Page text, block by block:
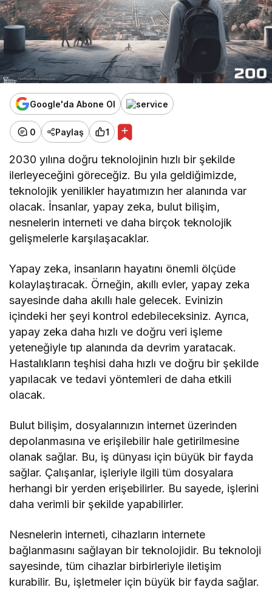
"Erken yaşlanana erken emeklilik
hakkı"
Google'da Abone Ol
0 Paylaş 1
2030 yılına doğru teknolojinin hızlı bir şekilde
ilerleyeceğini göreceğiz. Bu yıla geldiğimizde,
teknolojik yenilikler hayatımızın her alanında var
olacak. İnsanlar, yapay zeka, bulut bilişim,
nesnelerin interneti ve daha birçok teknolojik
gelişmelerle karşılaşacaklar.
Yapay zeka, insanların hayatını önemli ölçüde
kolaylaştıracak. Örneğin, akıllı evler, yapay zeka
sayesinde daha akıllı hale gelecek. Evinizin
içindeki her şeyi kontrol edebileceksiniz. Ayrıca,
yapay zeka daha hızlı ve doğru veri işleme
yeteneğiyle tıp alanında da devrim yaratacak.
Hastalıkların teşhisi daha hızlı ve doğru bir şekilde
yapılacak ve tedavi yöntemleri de daha etkili
olacak.
Bulut bilişim, dosyalarınızın internet üzerinden
depolanmasına ve erişilebilir hale getirilmesine
olanak sağlar. Bu, iş dünyası için büyük bir fayda
sağlar. Çalışanlar, işleriyle ilgili tüm dosyalara
herhangi bir yerden erişebilirler. Bu sayede, işlerini
daha verimli bir şekilde yapabilirler.
Nesnelerin interneti, cihazların internete
bağlanmasını sağlayan bir teknolojidir. Bu teknoloji
sayesinde, tüm cihazlar birbirleriyle iletişim
kurabilir. Bu, işletmeler için büyük bir fayda sağlar.